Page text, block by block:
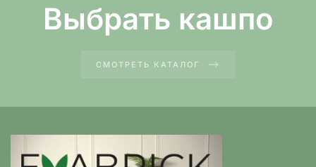
Выбрать кашпо
СМОТРЕТЬ КАТАЛОГ